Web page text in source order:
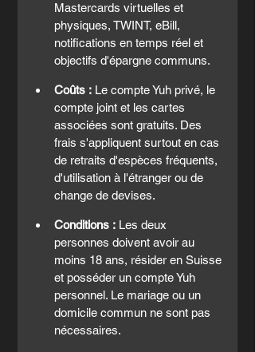
Mastercards virtuelles et
physiques, TWINT, eBill,
notifications en temps réel et
objectifs d'épargne communs.
Coûts : Le compte Yuh privé, le
compte joint et les cartes
associées sont gratuits. Des
frais s'appliquent surtout en cas
de retraits d'espèces fréquents,
d'utilisation à l'étranger ou de
change de devises.
Conditions : Les deux
personnes doivent avoir au
moins 18 ans, résider en Suisse
et posséder un compte Yuh
personnel. Le mariage ou un
domicile commun ne sont pas
nécessaires.